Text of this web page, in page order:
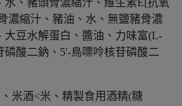
水、豬頭骨濃縮汁、維生素E[抗氧
濃縮汁、豬油、水、無鹽豬骨濃
大豆水解蛋白、醬油、力味富(L-
酸二鈉、5'-鳥嘌呤核苷磷酸二
米酒<米、精製食用酒精(糖